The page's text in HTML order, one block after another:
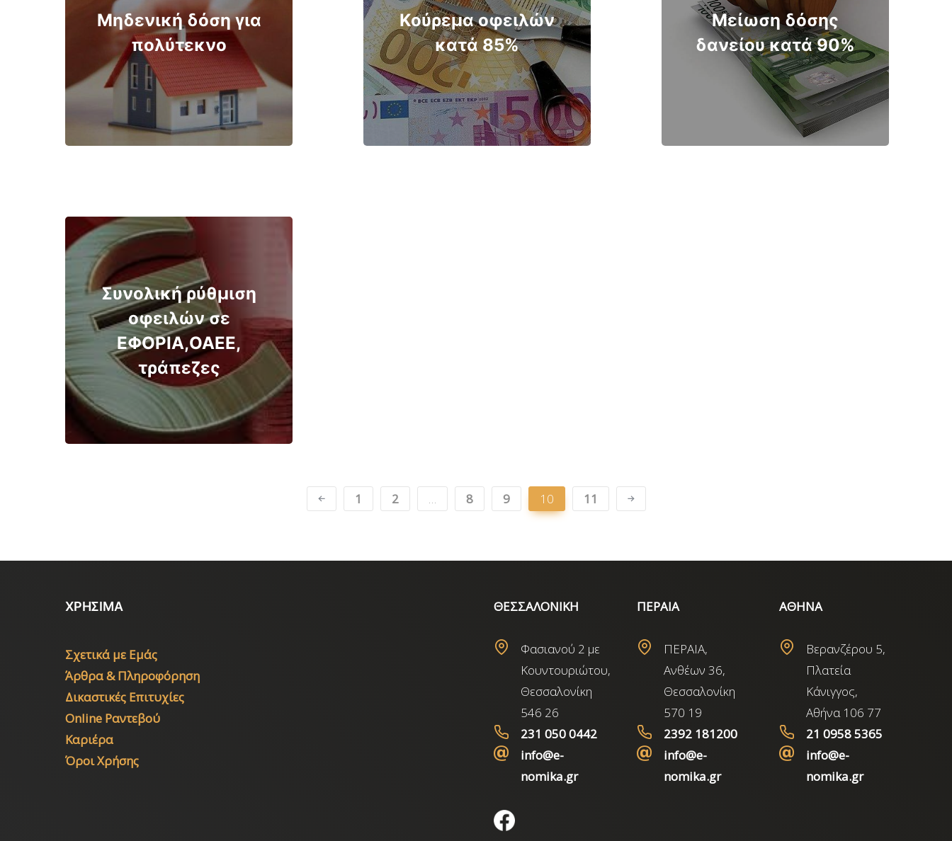
Μηδενική δόση για
πολύτεκνο
Κούρεμα οφειλών
κατά 85%
Μείωση δόσης
δανείου κατά 90%
Συνολική ρύθμιση
οφειλών σε
ΕΦΟΡΙΑ,ΟΑΕΕ,
τράπεζες
1 2 … 8 9 10 11
ΧΡΗΣΙΜΑ
Σχετικά με Εμάς
Άρθρα & Πληροφόρηση
Δικαστικές Επιτυχίες
Online Ραντεβού
Καριέρα
Όροι Χρήσης
ΘΕΣΣΑΛΟΝΙΚΗ
Φασιανού 2 με
Κουντουριώτου,
Θεσσαλονίκη
546 26
231 050 0442
info@e-
nomika.gr
ΠΕΡΑΙΑ
ΠΕΡΑΙΑ,
Ανθέων 36,
Θεσσαλονίκη
570 19
2392 181200
info@e-
nomika.gr
ΑΘΗΝΑ
Βερανζέρου 5,
Πλατεία
Κάνιγγος,
Αθήνα 106 77
21 0958 5365
info@e-
nomika.gr